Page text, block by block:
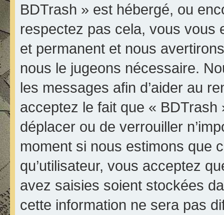
BDTrash » est hébergé, ou
respectez pas cela, vous vous
et permanent et nous
nous le jugeons nécessaire.
les messages afin d’aider au
acceptez le fait que « BDTrash
déplacer ou de verrouiller
moment si nous estimons que
qu’utilisateur, vous acceptez
avez saisies soient stockées
cette information ne sera pas